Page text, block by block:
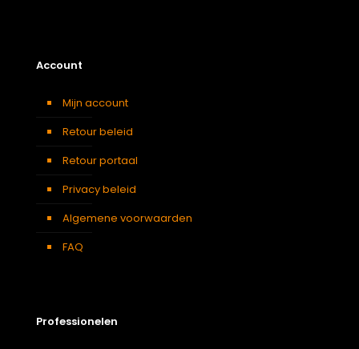
Account
Mijn account
Retour beleid
Retour portaal
Privacy beleid
Algemene voorwaarden
FAQ
Professionelen